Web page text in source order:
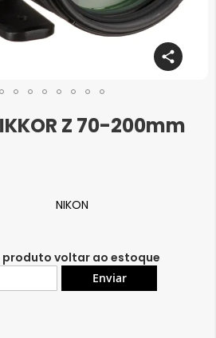
Z 70-200mm
NIKON
voltar ao estoque
Enviar